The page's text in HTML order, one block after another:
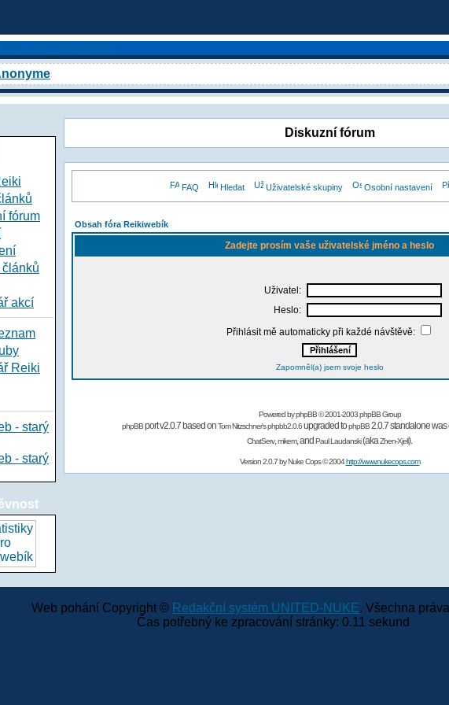
fórum
akcí
Reiki
- starý
- starý
Diskuzní fórum
FAQ Hledat Uživatelské skupiny Osobní nastavení
Obsah fóra Reikiwebík
Zadejte prosím vaše uživatelské jméno a heslo
Uživatel:
Heslo:
Přihlásit mě automaticky při každé návštěvě:
Zapomněl(a) jsem svoje heslo
Powered byphpBB© 2001-2003 phpBB Group
phpBBport v2.0.7 based onTom Nitzschner'sphpbb2.0.6upgraded tophpBB2.0.7 standalone
ChatServ,mikem,and Paul Laudanski(akaZhen-Xjell).
Version 2.0.7 byNuke Cops© 2004http://www.nukecops.com
Web pohání Copyright © Redakční systém UNITED-NUKE. Všechna
Čas potřebný ke zpracování stránky: 0.11 sekund